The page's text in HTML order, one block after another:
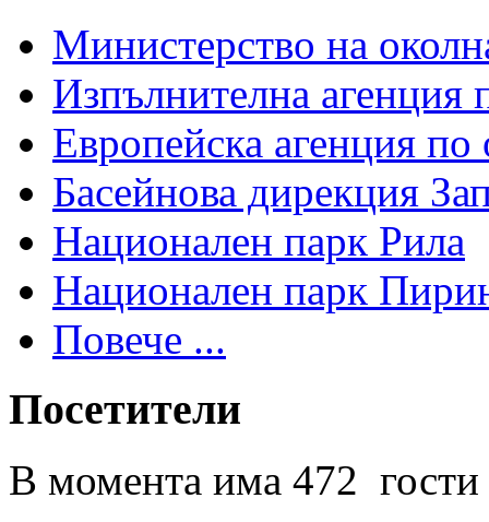
Министерство на
Изпълнителна агенция
Европейска агенция по
Басейнова дирекция
Национален парк Рила
Национален парк
Повече ...
Посетители
В момента има 472 гости